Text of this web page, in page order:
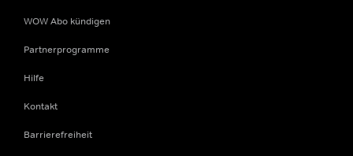
WOW Abo kündigen
Partnerprogramme
Hilfe
Kontakt
Barrierefreiheit